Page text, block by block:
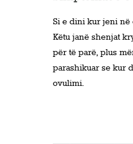
Si e dini kur jeni në
Këtu janë shenjat
për të parë, plus
parashikuar se kur
ovulimi.